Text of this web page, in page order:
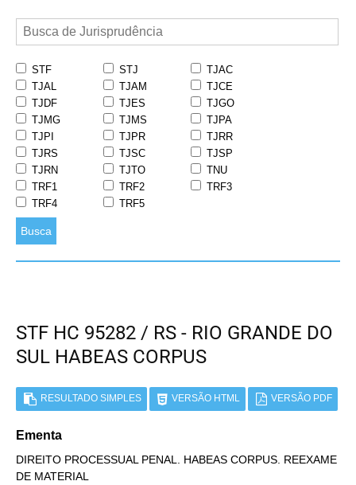
STF STJ
TJAC
TJAL
TJAM
TJCE
TJDF
TJES
TJGO
TJMG
TJMS
TJPA
TJPI
TJPR
TJRR
TJRS
TJSC
TJSP
TJRN
TJTO
TNU
TRF1
TRF2
TRF3
TRF4
TRF5
Busca
STF HC 95282 / RS - RIO GRANDE DO
SUL HABEAS CORPUS
RESULTADO SIMPLES VERSÃO HTML VERSÃO PDF
Ementa
DIREITO PROCESSUAL PENAL. HABEAS CORPUS. REEXAME
DE MATERIAL